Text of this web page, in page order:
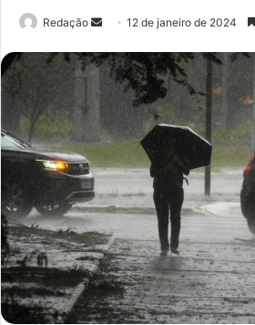
Redação
n
u
e
-
a
i
l
12 de janeiro de 2024